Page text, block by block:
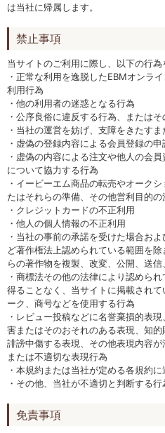
は当社に帰属します。
禁止事項
当サイトのご利用に際し、以下の行為
・正常な利用を逸脱したEBMオンラ
利用行為
・他の利用者の迷惑となる行為
・公序良俗に違反する行為、または
・当社の運営を妨げ、支障をきたす
・虚偽の登録内容による会員登録の申
・虚偽の内容による注文や他人の会
について協力する行為
・イービーエム商品の転売やオーク
たはそれらの準備、その他営利目的
・クレジットカードの不正利用
・他人の個人情報の不正利用
・当社の事前の承諾を受けた場合お
ど著作権法上認められている範囲を
らの著作物を複製、改変、公開、送
・商標法その他の法律により認めら
得ることなく、当サイトに掲載され
ーク、商号などを使用する行為
・レビュー投稿などに名誉棄損的表
害またはそのおそれのある表現、知
誹謗中傷する表現、その他表現内容
または不適切な表現行為
・本規約または当社が定める各規約
・その他、当社が不適切と判断する行
免責事項